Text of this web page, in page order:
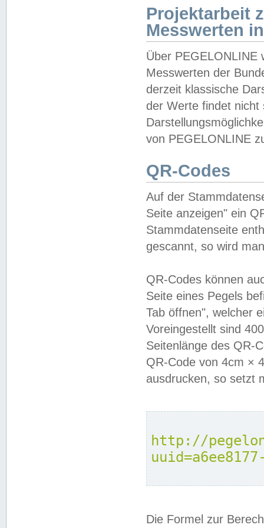
Projektarbeit
Messwerten
Über PEGELONLINE
Messwerten der
derzeit klassische
der Werte findet
von PEGELONLINE
QR-Codes
Auf der
Seite anzeigen" ein
Stammdatenseite
gescannt, so wird
QR-Codes können
Seite eines Pegels
Tab öffnen", welcher
Voreingestellt sind
Seitenlänge des QR-
QR-Code von 4cm ×
ausdrucken, so setzt
http://
Die Formel zur